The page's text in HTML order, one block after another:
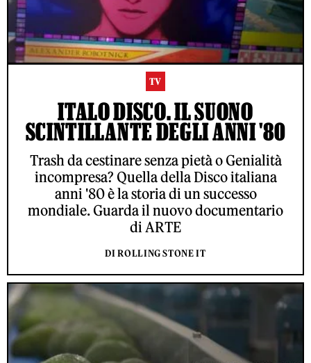
TV
ITALO DISCO. IL SUONO
SCINTILLANTE DEGLI ANNI '80
Trash da cestinare senza pietà o Genialità
incompresa? Quella della Disco italiana
anni '80 è la storia di un successo
mondiale. Guarda il nuovo documentario
di ARTE
DI ROLLING STONE IT